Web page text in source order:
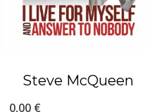
Steve McQueen
0,00 €